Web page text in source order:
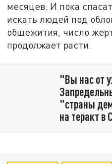
месяцев. И пока
искать людей под
общежития, число
продолжает расти.
"Вы нас от
"страны
на теракт в